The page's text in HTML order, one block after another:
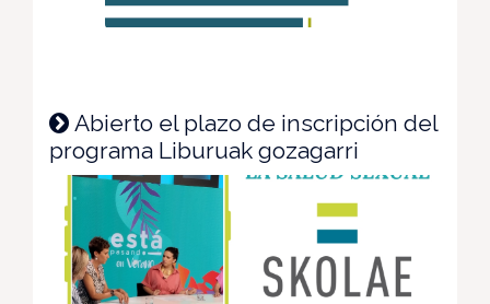
Abierto el plazo de inscripción del
programa Liburuak gozagarri